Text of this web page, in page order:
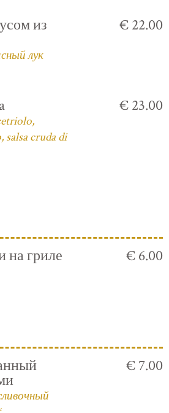
из
лук
€ 22.00
cruda di
€ 23.00
на гриле € 6.00
€ 7.00